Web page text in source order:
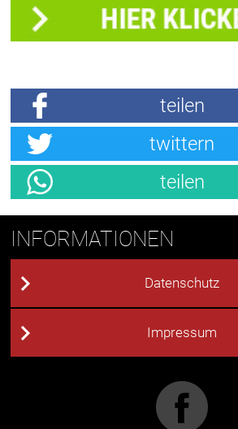
teilen
twittern
teilen
INFORMATIONEN
Datenschutz
Impressum